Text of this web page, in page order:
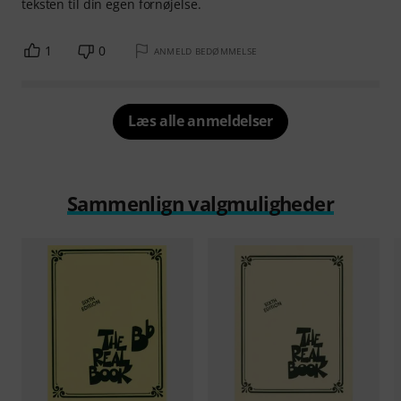
teksten til din egen fornøjelse.
1 0 ANMELD BEDØMMELSE
Læs alle anmeldelser
Sammenlign valgmuligheder